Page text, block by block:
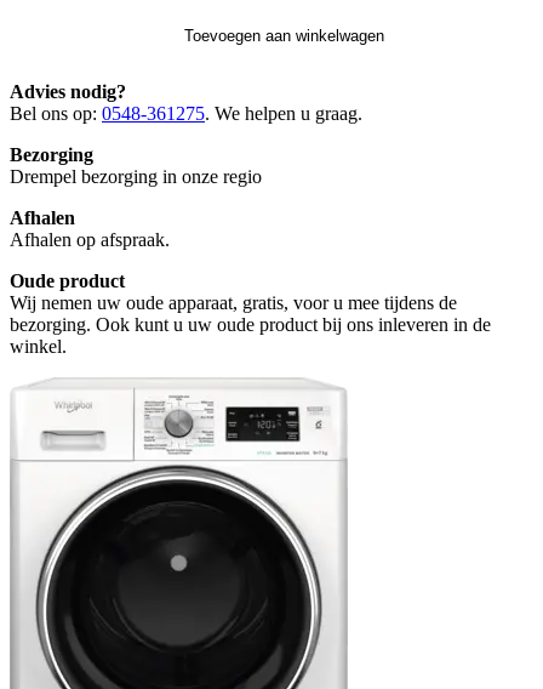
Toevoegen aan winkelwagen
Advies nodig?
Bel ons op: 0548-361275. We helpen u graag.
Bezorging
Drempel bezorging in onze regio
Afhalen
Afhalen op afspraak.
Oude product
Wij nemen uw oude apparaat, gratis, voor u mee tijdens de
bezorging. Ook kunt u uw oude product bij ons inleveren in de
winkel.